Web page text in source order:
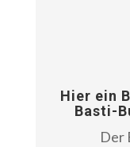
Hier ein
Basti-
Der